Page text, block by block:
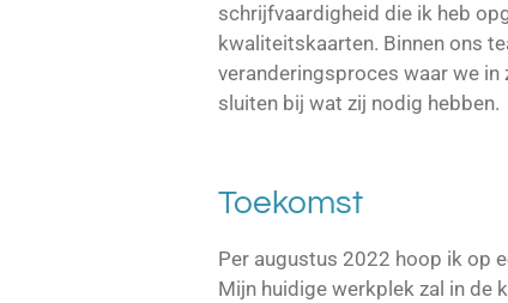
schrijfvaardigheid die ik heb
kwaliteitskaarten. Binnen ons
veranderingsproces waar we in
sluiten bij wat zij nodig hebben.
Toekomst
Per augustus 2022 hoop ik op
Mijn huidige werkplek zal in de